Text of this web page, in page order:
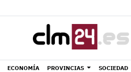
ECONOMÍA PROVINCIAS SOCIEDAD